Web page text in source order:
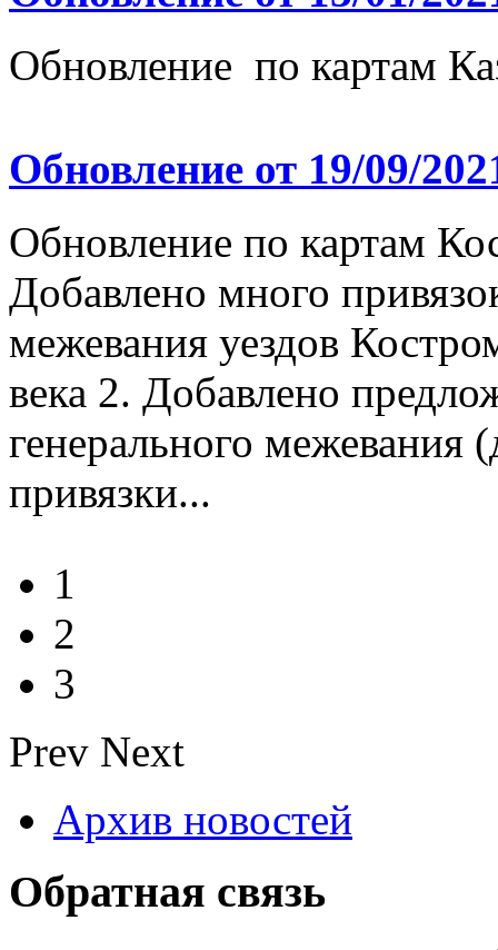
Обновление по картам
Обновление от 19/09/
Обновление по картам
Добавлено много
межевания уездов
века 2. Добавлено
генерального межевания
привязки...
1
2
3
Prev Next
Архив новостей
Обратная связь